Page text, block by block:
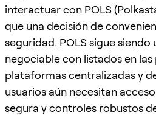
interactuar con POLS
que una decisión de
seguridad. POLS sigue siendo
negociable con listados en
plataformas centralizadas y
usuarios aún necesitan
segura y controles robustos